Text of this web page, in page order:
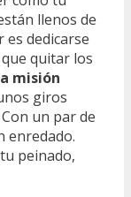
llenos de
es dedicarse
quitar los
misión
giros
un par de
enredado.
peinado,